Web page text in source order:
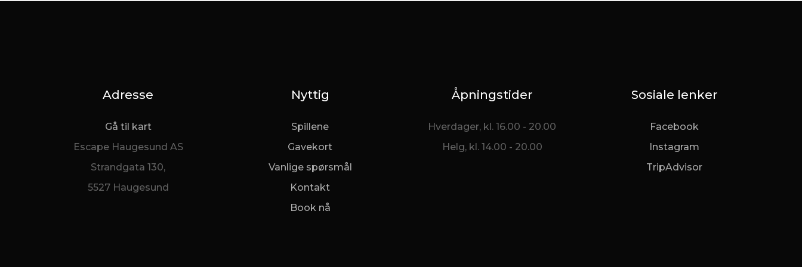
Adresse
Gå til kart
Escape Haugesund AS
Strandgata 130,
5527 Haugesund
Nyttig
Spillene
Gavekort
Vanlige spørsmål
Kontakt
Book nå
Åpningstider
Hverdager, kl. 16.00 - 20.00
Helg, kl. 14.00 - 20.00
Sosiale lenker
Facebook
Instagram
TripAdvisor